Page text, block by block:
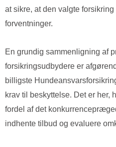
at sikre, at den valgte
forventninger.
En grundig sammenligning af
forsikringsudbydere er
billigste
krav til beskyttelse. Det er her,
fordel af det
indhente tilbud og evaluere